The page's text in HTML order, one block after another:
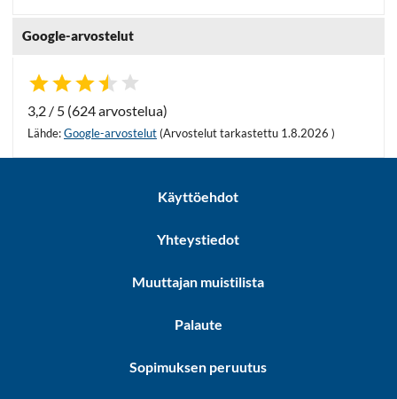
Google-arvostelut
3,2 / 5 (624 arvostelua)
Lähde:Google-arvostelut (Arvostelut tarkastettu 1.8.2026 )
Käyttöehdot
Yhteystiedot
Muuttajan muistilista
Palaute
Sopimuksen peruutus